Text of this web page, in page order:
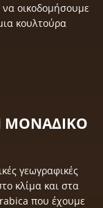
οικοδομήσουμε
κουλτούρα
ΜΟΝΑΔΙΚΟ
γεωγραφικές
κλίμα και στα
που έχουμε